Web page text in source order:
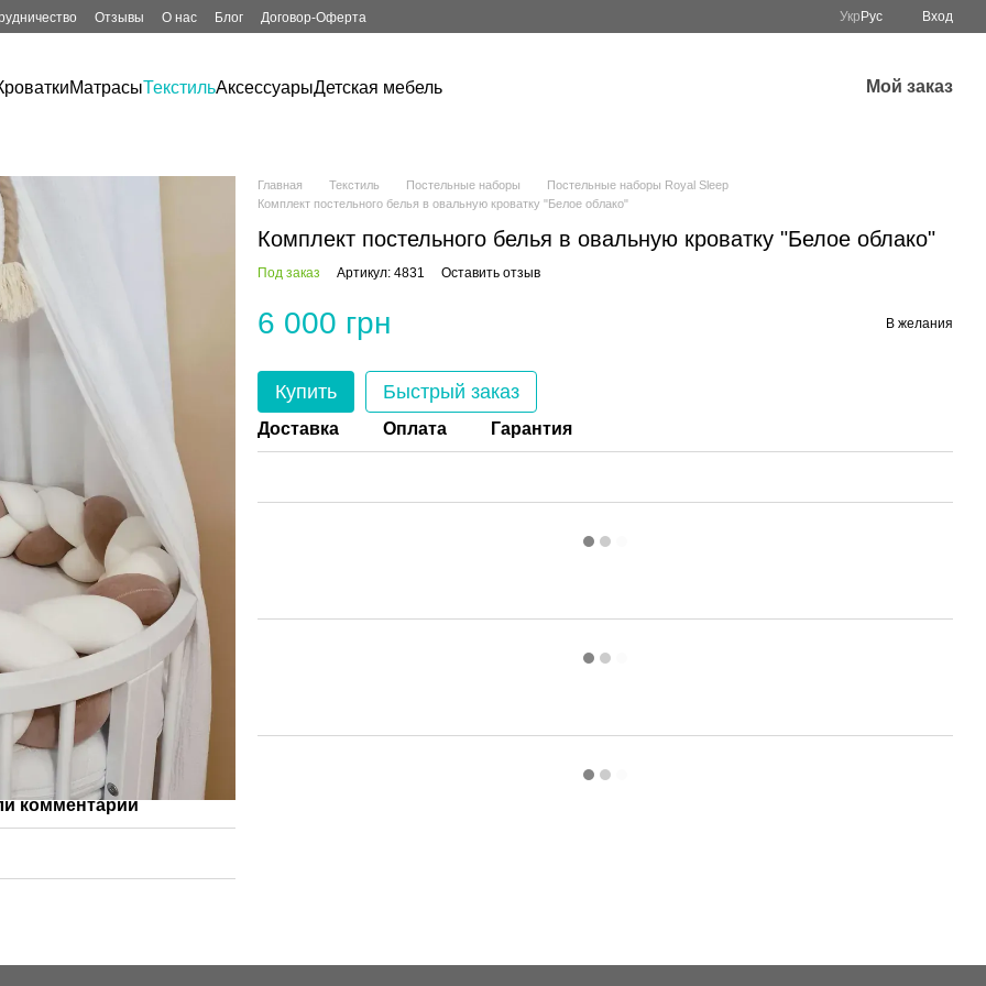
Отзывы О нас Блог Договор-Оферта Укр Рус Вход
МатрасыТекстильАксессуарыДетская мебель Мой заказ
комментарий
Главная Текстиль Постельные наборы
Постельные наборы Royal Sleep
Комплект постельного белья в овальную кроватку "Белое облако"
Комплект постельного белья в овальную кроватку "Белое облако"
Под заказ Артикул: 4831 Оставить отзыв
6 000 грн В желания
Купить Быстрый заказ
Доставка Оплата Гарантия